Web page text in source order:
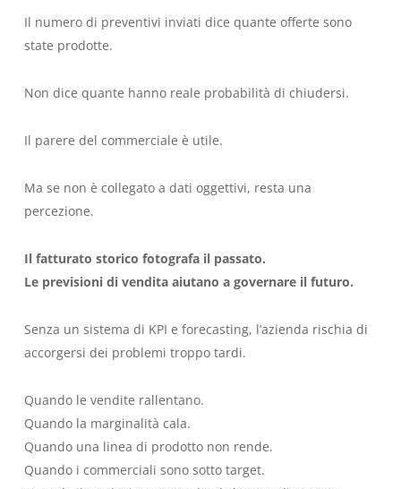
Il numero di preventivi inviati dice quante offerte sono
state prodotte.
Non dice quante hanno reale probabilità di chiudersi.
Il parere del commerciale è utile.
Ma se non è collegato a dati oggettivi, resta una
percezione.
Il fatturato storico fotografa il passato.
Le previsioni di vendita aiutano a governare il futuro.
Senza un sistema di KPI e forecasting, l’azienda rischia di
accorgersi dei problemi troppo tardi.
Quando le vendite rallentano.
Quando la marginalità cala.
Quando una linea di prodotto non rende.
Quando i commerciali sono sotto target.